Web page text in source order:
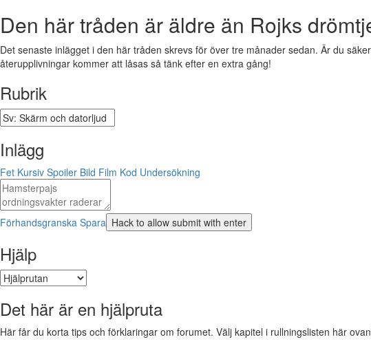
Den här tråden är äldre än Rojks
Det senaste inlägget i den här tråden skrevs för över tre månader sedan. Är du
återupplivningar kommer att låsas så tänk efter en extra gång!
Rubrik
Inlägg
Fet Kursiv Spoiler Bild Film Kod Undersökning
Förhandsgranska Spara
Hjälp
Det här är en hjälpruta
Här får du korta tips och förklaringar om forumet. Välj kapitel i rullningslisten här